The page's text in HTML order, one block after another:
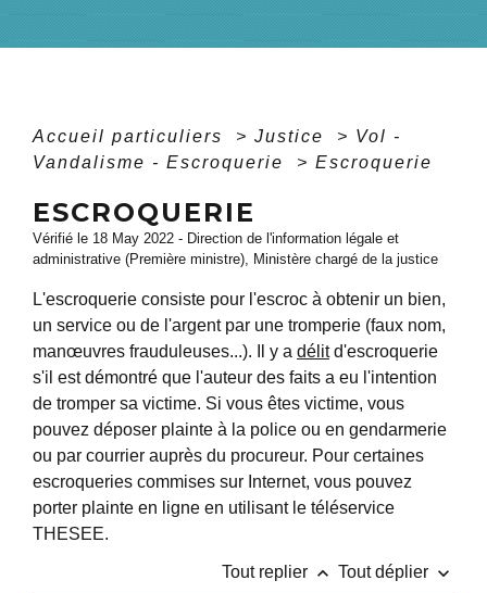
Accueil particuliers > Justice > Vol -
Vandalisme - Escroquerie
> Escroquerie
ESCROQUERIE
Vérifié le 18 May 2022 - Direction de l'information légale et
administrative (Première ministre), Ministère chargé de la justice
L'escroquerie consiste pour l'escroc à obtenir un bien,
un service ou de l'argent par une tromperie (faux nom,
manœuvres frauduleuses...). Il y a délitd'escroquerie
s'il est démontré que l'auteur des faits a eu l'intention
de tromper sa victime. Si vous êtes victime, vous
pouvez déposer plainte à la police ou en gendarmerie
ou par courrier auprès du procureur. Pour certaines
escroqueries commises sur Internet, vous pouvez
porter plainte en ligne en utilisant le téléservice
THESEE.
Tout replier keyboard_arrow_up Tout déplier keyboard_arrow_down